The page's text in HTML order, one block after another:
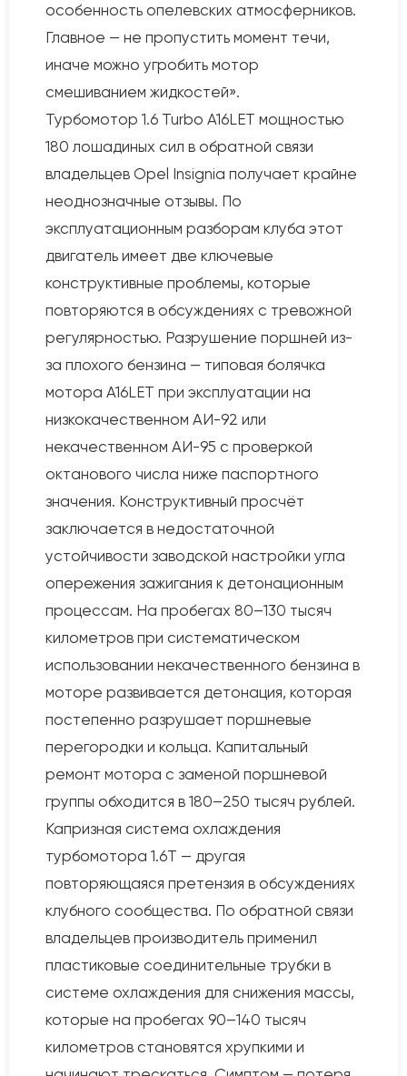
особенность опелевских атмосферников.
Главное — не пропустить момент течи,
иначе можно угробить мотор
смешиванием жидкостей».
Турбомотор 1.6 Turbo A16LET мощностью
180 лошадиных сил в обратной связи
владельцев Opel Insignia получает крайне
неоднозначные отзывы. По
эксплуатационным разборам клуба этот
двигатель имеет две ключевые
конструктивные проблемы, которые
повторяются в обсуждениях с тревожной
регулярностью. Разрушение поршней из-
за плохого бензина — типовая болячка
мотора A16LET при эксплуатации на
низкокачественном АИ-92 или
некачественном АИ-95 с проверкой
октанового числа ниже паспортного
значения. Конструктивный просчёт
заключается в недостаточной
устойчивости заводской настройки угла
опережения зажигания к детонационным
процессам. На пробегах 80–130 тысяч
километров при систематическом
использовании некачественного бензина в
моторе развивается детонация, которая
постепенно разрушает поршневые
перегородки и кольца. Капитальный
ремонт мотора с заменой поршневой
группы обходится в 180–250 тысяч рублей.
Капризная система охлаждения
турбомотора 1.6T — другая
повторяющаяся претензия в обсуждениях
клубного сообщества. По обратной связи
владельцев производитель применил
пластиковые соединительные трубки в
системе охлаждения для снижения массы,
которые на пробегах 90–140 тысяч
километров становятся хрупкими и